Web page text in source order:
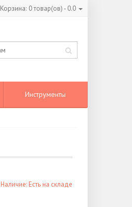
Корзина: 0товар(ов) - 0.0
Инструменты
Наличие: Есть на складе